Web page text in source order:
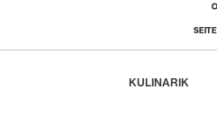
Footer
KULINARIK